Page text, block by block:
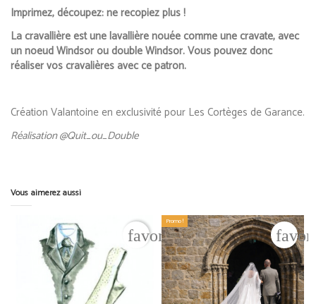
Imprimez, découpez: ne recopiez plus !
La cravallière est une lavallière nouée comme une cravate, avec
un noeud Windsor ou double Windsor.Vous pouvez donc
réaliser vos cravalières avec ce patron.
Création Valantoine en exclusivité pour Les Cortèges de Garance.
Réalisation @Quit_ou_Double
Vous aimerez aussi
favorite_border
Promo !